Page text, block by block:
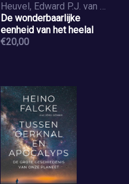
Heuvel, Edward P.J. van den
De wonderbaarlijke
eenheid van het heelal
€20,00